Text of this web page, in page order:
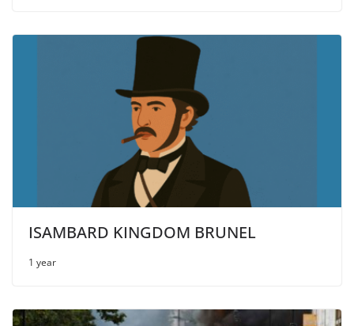
ISAMBARD KINGDOM BRUNEL
1 year